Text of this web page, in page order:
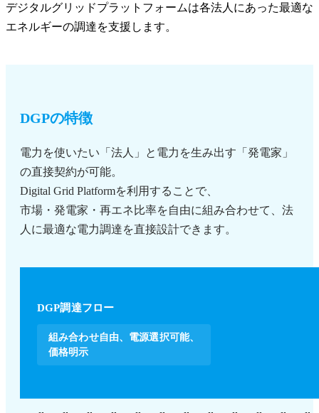
デジタルグリッドプラットフォームは各法人にあった最適な
エネルギーの調達を支援します。
DGPの特徴
電力を使いたい「法人」と電力を生み出す「発電家」
の直接契約が可能。
Digital Grid Platformを利用することで、
市場・発電家・再エネ比率を自由に組み合わせて、法
人に最適な電力調達を直接設計できます。
DGP調達フロー
組み合わせ自由、電源選択可能、
価格明示